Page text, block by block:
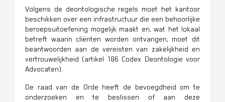
Volgens de deontologische regels moet het kantoor
beschikken over een infrastructuur die een behoorlijke
beroepsuitoefening mogelijk maakt en, wat het lokaal
betreft waarin cliënten worden ontvangen, moet dit
beantwoorden aan de vereisten van zakelijkheid en
vertrouwelijkheid (artikel 186 Codex Deontologie voor
Advocaten).
De raad van de Orde heeft de bevoegdheid om te
onderzoeken en te beslissen of aan deze